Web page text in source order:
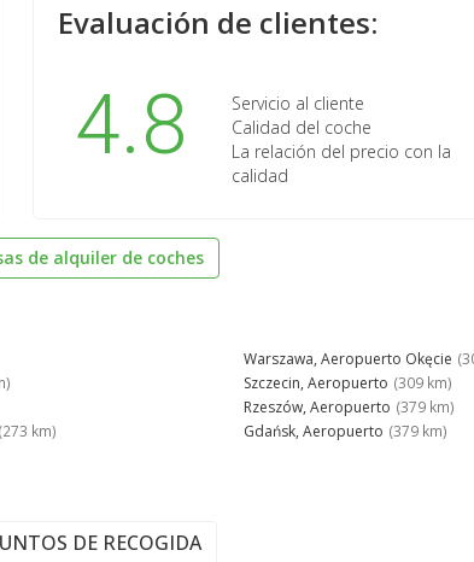
Evaluación de clientes:
4.8
Servicio al cliente
Calidad del coche
La relación del precio con la
calidad
de alquiler de coches
(273 km)
Warszawa, Aeropuerto Okęcie
Szczecin, Aeropuerto (309 km)
Rzeszów, Aeropuerto (379 km)
Gdańsk, Aeropuerto (379 km)
DE RECOGIDA